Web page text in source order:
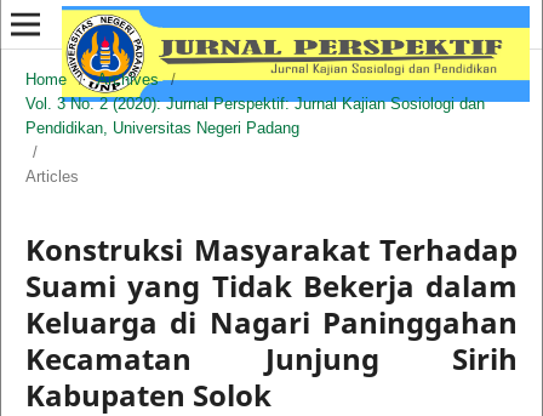
Home / Archives
/
Vol. 3 No. 2 (2020): Jurnal Perspektif: Jurnal Kajian Sosiologi dan
Pendidikan, Universitas Negeri Padang
/
Articles
Konstruksi Masyarakat Terhadap
Suami yang Tidak Bekerja dalam
Keluarga di Nagari Paninggahan
Kecamatan Junjung Sirih
Kabupaten Solok